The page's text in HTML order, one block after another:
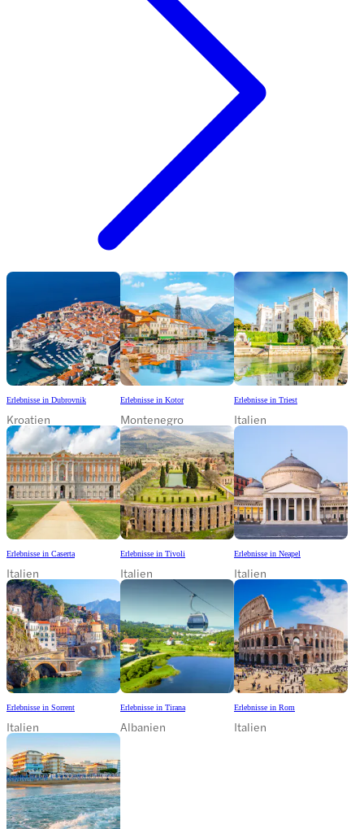
Erlebnisse in Dubrovnik
Kroatien
Erlebnisse in Kotor
Montenegro
Erlebnisse in Triest
Italien
Erlebnisse in Caserta
Italien
Erlebnisse in Tivoli
Italien
Erlebnisse in Neapel
Italien
Erlebnisse in Sorrent
Italien
Erlebnisse in Tirana
Albanien
Erlebnisse in Rom
Italien